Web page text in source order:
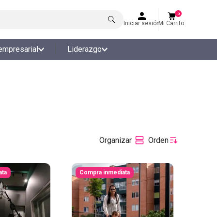
Iniciar sesiónMi Carrito
0
Liderazgo
Compra inmediata